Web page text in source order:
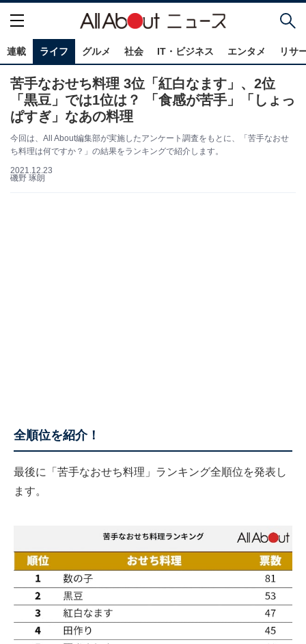
連載 ライフ グルメ 社会 IT・ビジネス エンタメ リサ
苦手なおせち料理 3位「紅白なます」、2位
「黒豆」では1位は？ 「食感が苦手」「しょっ
ぱすぎ」なあの料理
今回は、All About編集部が実施したアンケート調査をもとに、「苦手なおせ
ち料理は何ですか？」の結果をランキングで紹介します。
2021.12.23
磯野 琢朗
全順位を紹介！
最後に「苦手なおせち料理」ランキング全順位を発表し
ます。